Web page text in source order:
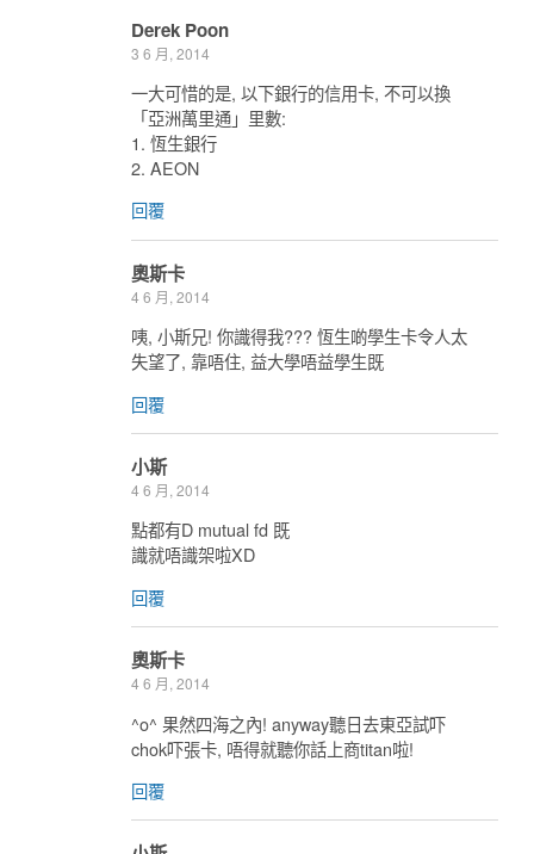
Derek Poon
3 6 月, 2014
一大可惜的是, 以下銀行的信用卡, 不可以換
「亞洲萬里通」里數:
1. 恆生銀行
2. AEON
回覆
奧斯卡
4 6 月, 2014
咦, 小斯兄! 你識得我??? 恆生啲學生卡令人太
失望了, 靠唔住, 益大學唔益學生既
回覆
小斯
4 6 月, 2014
點都有D mutual fd 既
識就唔識架啦XD
回覆
奧斯卡
4 6 月, 2014
^o^ 果然四海之內! anyway聽日去東亞試吓
chok吓張卡, 唔得就聽你話上商titan啦!
回覆